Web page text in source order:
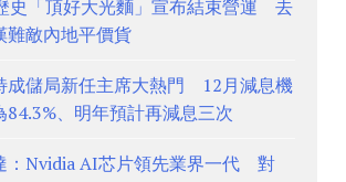
史「頂好大光麵」宣布結束營運 去
難敵內地平價貨
成儲局新任主席大熱門 12月減息機
84.3%、明年預計再減息三次
：Nvidia AI芯片領先業界一代 對